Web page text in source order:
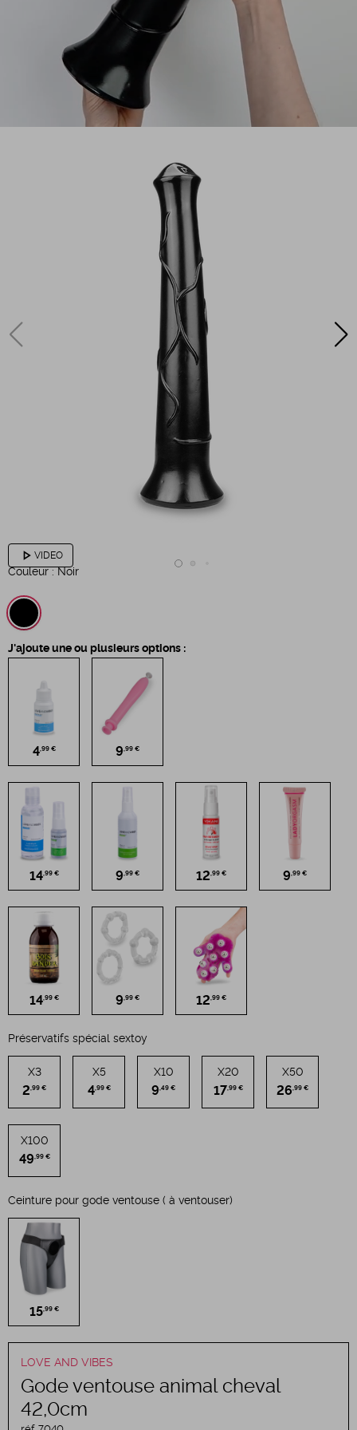
play_arrow VIDEO
LOVE AND VIBES
Gode ventouse animal cheval
42,0cm
Couleur : Noir
J'ajoute une ou plusieurs options :
4,99 € 9,99 €
14,99 € 9,99 € 12,99 € 9,99 €
14,99 € 9,99 € 12,99 €
Préservatifs spécial sextoy
X3
2 ,99 €
X5
4 ,99 €
X10
9 ,49 €
X20
17,99 €
X50
26 ,99 €
X100
49 ,99 €
Ceinture pour gode ventouse ( à ventouser)
15,99 €